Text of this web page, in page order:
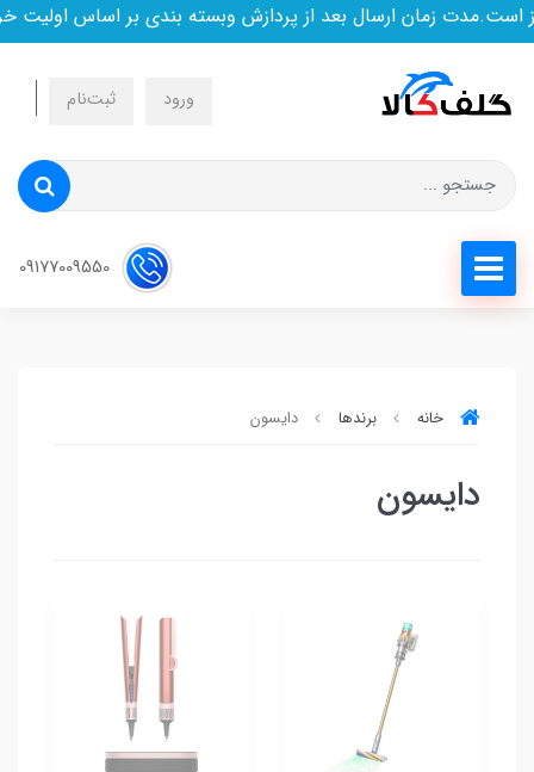
زمان ارسال بعد از پردازش وبسته بندی بر اساس اولیت
ورود ثبت‌نام
خانه برندها دایسون
دایسون